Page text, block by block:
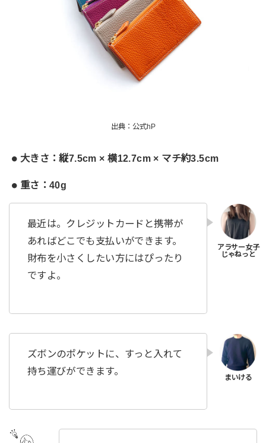
出典：公式hP
大きさ：縦7.5cm × 横12.7cm × マチ約3.5cm
重さ：40g
最近は。クレジットカードと携帯が
あればどこでも支払いができます。
財布を小さくしたい方にはぴったり
ですよ。
ズボンのポケットに、すっと入れて
持ち運びができます。